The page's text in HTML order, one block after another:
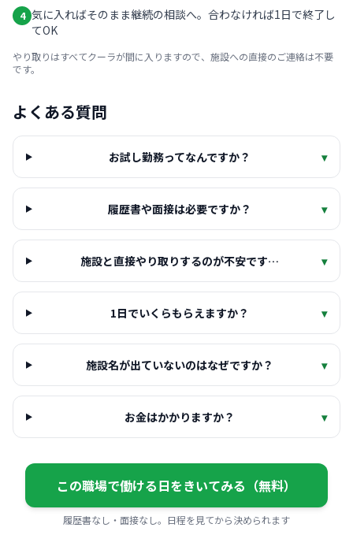
4 気に入ればそのまま継続の相談へ。合わなければ1日で終了し
てOK
やり取りはすべてクーラが間に入りますので、施設への直接のご連絡は不要
です。
よくある質問
お試し勤務ってなんですか？ ▾
履歴書や面接は必要ですか？ ▾
施設と直接やり取りするのが不安です… ▾
1日でいくらもらえますか？ ▾
施設名が出ていないのはなぜですか？ ▾
お金はかかりますか？ ▾
この職場で働ける日をきいてみる（無料）
履歴書なし・面接なし。日程を見てから決められます